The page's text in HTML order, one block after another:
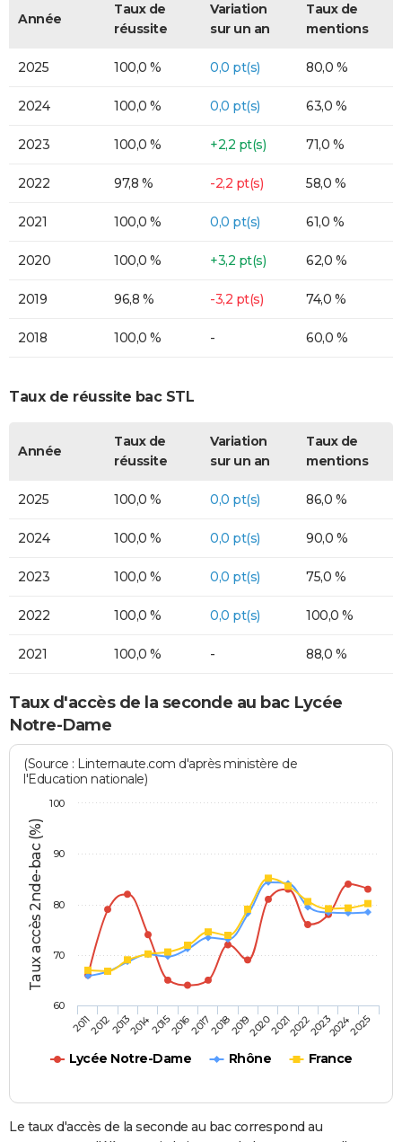
Année
Taux de
réussite
Variation
sur un an
Taux de
mentions
2025 100,0 % 0,0 pt(s) 80,0 %
2024 100,0 % 0,0 pt(s) 63,0 %
2023 100,0 % +2,2 pt(s) 71,0 %
2022 97,8 % -2,2 pt(s) 58,0 %
2021 100,0 % 0,0 pt(s) 61,0 %
2020 100,0 % +3,2 pt(s) 62,0 %
2019 96,8 % -3,2 pt(s) 74,0 %
2018 100,0 % - 60,0 %
Taux de réussite bac STL
Année
Taux de
réussite
Variation
sur un an
Taux de
mentions
2025 100,0 % 0,0 pt(s) 86,0 %
2024 100,0 % 0,0 pt(s) 90,0 %
2023 100,0 % 0,0 pt(s) 75,0 %
2022 100,0 % 0,0 pt(s) 100,0 %
2021 100,0 % - 88,0 %
Taux d'accès de la seconde au bac Lycée
Notre-Dame
Taux accès 2nde-bac (%)
(Source : Linternaute.com d'après ministère de
l'Education nationale)
Lycée Notre-Dame Rhône France
201120122013201420152016201720182019202020212022202320242025
60
70
80
90
100
Le taux d'accès de la seconde au bac correspond au